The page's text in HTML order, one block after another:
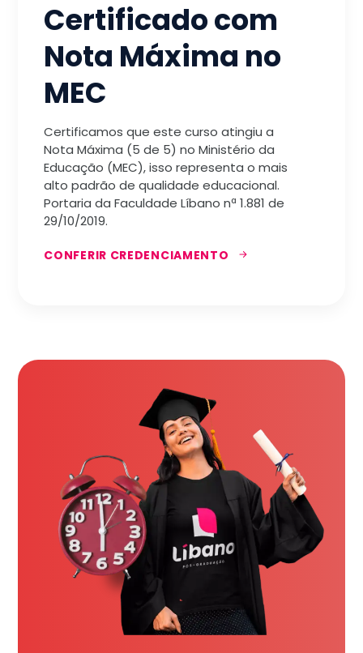
Certificado com
Nota Máxima no
MEC
Certificamos que este curso atingiu a
Nota Máxima (5 de 5) no Ministério da
Educação (MEC), isso representa o mais
alto padrão de qualidade educacional.
Portaria da Faculdade Líbano nª 1.881 de
29/10/2019.
CONFERIR CREDENCIAMENTO